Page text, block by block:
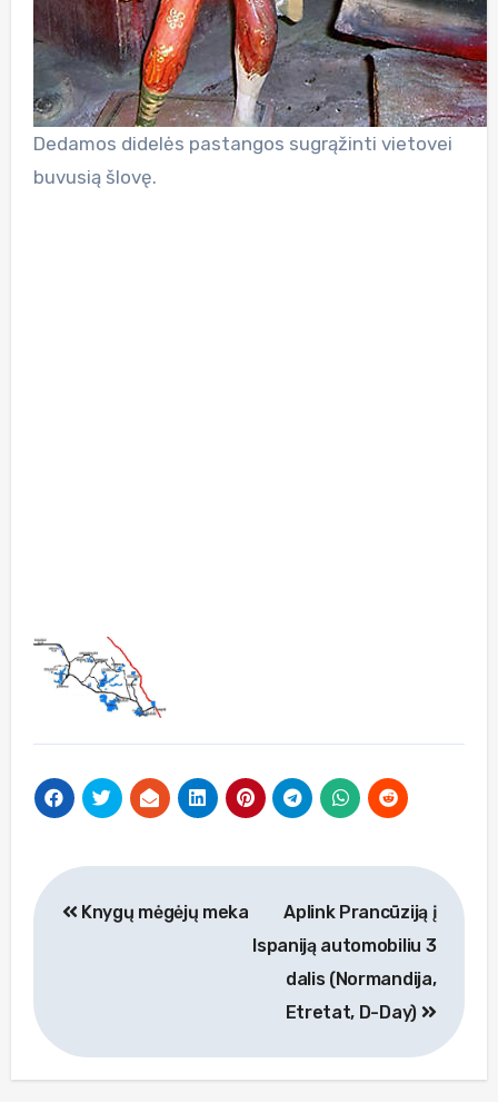
Dedamos didelės pastangos sugrąžinti vietovei
buvusią šlovę.
Navigacija
Knygų mėgėjų meka
Aplink Prancūziją į
Ispaniją automobiliu 3
dalis (Normandija,
Etretat, D-Day)